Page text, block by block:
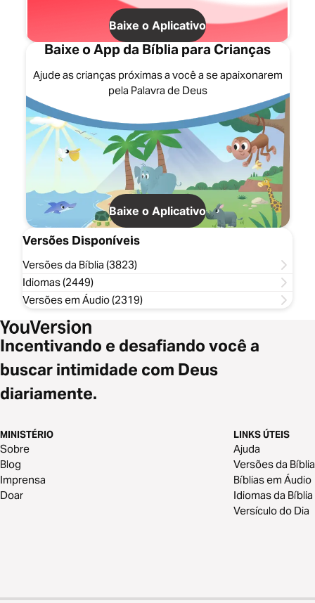
Baixe o Aplicativo
Baixe o App da Bíblia para Crianças
Ajude as crianças próximas a você a se apaixonarem
pela Palavra de Deus
Baixe o Aplicativo
Versões Disponíveis
Versões da Bíblia (3823)
Idiomas (2449)
Versões em Áudio (2319)
Incentivando e desafiando você a
buscar intimidade com Deus
diariamente.
MINISTÉRIO
Sobre
Blog
Imprensa
Doar
LINKS ÚTEIS
Ajuda
Versões da Bíblia
Bíblias em Áudio
Idiomas da Bíblia
Versículo do Dia